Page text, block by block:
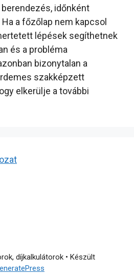
időnként
a főzőlap nem kapcsol
lépések segíthetnek
és a probléma
bizonytalan a
szakképzett
elkerülje a további
díjkalkulátorok• Készült